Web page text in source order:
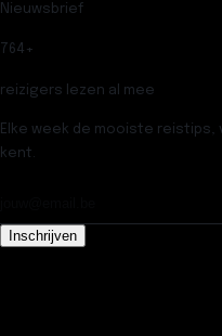
Nieuwsbrief
764 +
reizigers lezen al mee
Elke week de mooiste reistips,
kent.
Inschrijven